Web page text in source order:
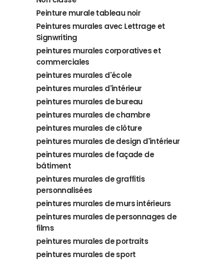
Peinture murale tableau noir
Peintures murales avec Lettrage et
Signwriting
peintures murales corporatives et
commerciales
peintures murales d'école
peintures murales d'intérieur
peintures murales de bureau
peintures murales de chambre
peintures murales de clôture
peintures murales de design d'intérieur
peintures murales de façade de
bâtiment
peintures murales de graffitis
personnalisées
peintures murales de murs intérieurs
peintures murales de personnages de
films
peintures murales de portraits
peintures murales de sport